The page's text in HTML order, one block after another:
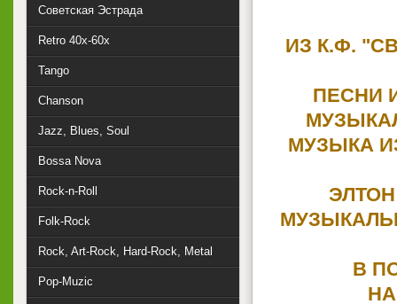
ИЗ К.Ф.
ПЕСНИ
МУЗЫКА
В
Советская Эстрада
Retro 40x-60x
Tango
Chanson
Jazz, Blues, Soul
Bossa Nova
Rock-n-Roll
Folk-Rock
Rock, Art-Rock, Hard-Rock, Metal
Pop-Muzic